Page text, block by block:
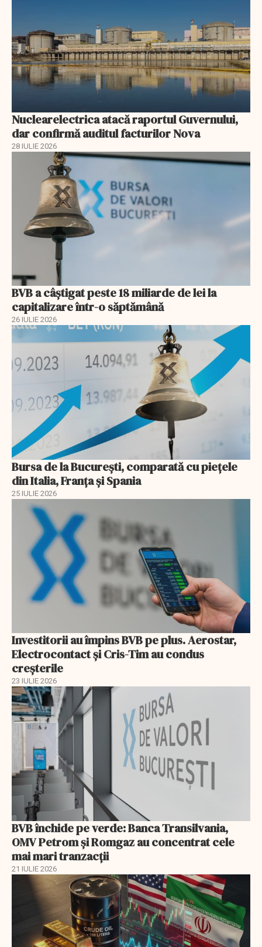
Nuclearelectrica atacă raportul Guvernului,
dar confirmă auditul facturilor Nova
28 IULIE 2026
BVB a câștigat peste 18 miliarde de lei la
capitalizare într-o săptămână
26 IULIE 2026
Bursa de la București, comparată cu piețele
din Italia, Franța și Spania
25 IULIE 2026
Investitorii au împins BVB pe plus. Aerostar,
Electrocontact și Cris-Tim au condus
creșterile
23 IULIE 2026
BVB închide pe verde: Banca Transilvania,
OMV Petrom și Romgaz au concentrat cele
mai mari tranzacții
21 IULIE 2026